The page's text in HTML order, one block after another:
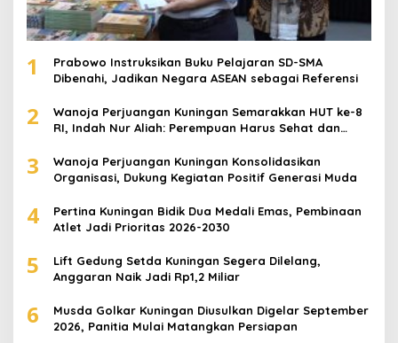
1
Prabowo Instruksikan Buku Pelajaran SD-SMA
Dibenahi, Jadikan Negara ASEAN sebagai Referensi
2
Wanoja Perjuangan Kuningan Semarakkan HUT ke-8
RI, Indah Nur Aliah: Perempuan Harus Sehat dan
3
Wanoja Perjuangan Kuningan Konsolidasikan
Organisasi, Dukung Kegiatan Positif Generasi Muda
4
Pertina Kuningan Bidik Dua Medali Emas, Pembinaan
Atlet Jadi Prioritas 2026-2030
5
Lift Gedung Setda Kuningan Segera Dilelang,
Anggaran Naik Jadi Rp1,2 Miliar
6
Musda Golkar Kuningan Diusulkan Digelar September
2026, Panitia Mulai Matangkan Persiapan